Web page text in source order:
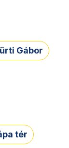
Gábor
tér